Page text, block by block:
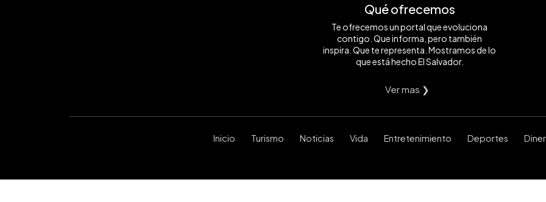
Qué ofrecemos
Te ofrecemos un portal que evoluciona
contigo. Que informa, pero también
inspira. Que te representa. Mostramos de lo
que está hecho El Salvador.
Ver mas ❯
Inicio Turismo Noticias Vida Entretenimiento Deportes